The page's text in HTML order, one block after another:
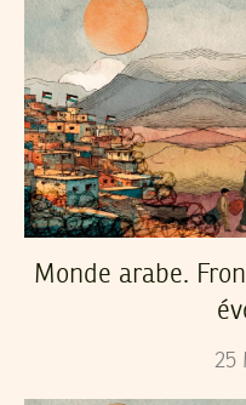
Monde arabe.
25